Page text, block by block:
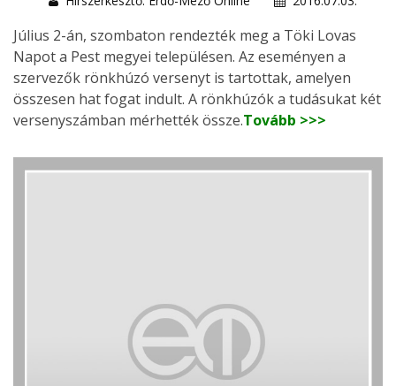
Július 2-án, szombaton rendezték meg a Töki Lovas
Napot a Pest megyei településen. Az eseményen a
szervezők rönkhúzó versenyt is tartottak, amelyen
összesen hat fogat indult. A rönkhúzók a tudásukat két
versenyszámban mérhették össze.Tovább >>>